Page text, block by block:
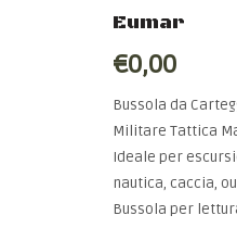
Eumar
€0,00
Bussola da
Militare Tattica
Ideale per
nautica, caccia,
Bussola per